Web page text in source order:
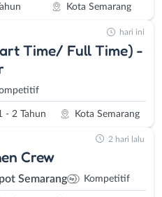
Kota Semarang
Time/ Full Time) -
- 2 Tahun Kota Semarang
hari ini
Crew
Semarang Kompetitif
2 hari lalu